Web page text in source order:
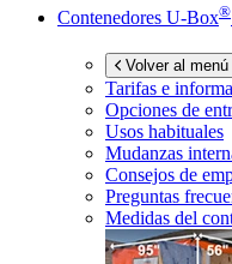
Contenedores U-Box®
Volver al menú
Tarifas e
Opciones de
Usos habituales
Mudanzas
Consejos de
Preguntas
Medidas del